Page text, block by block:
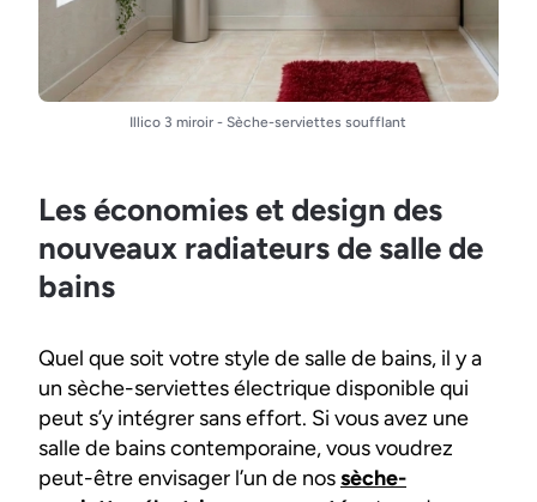
Illico 3 miroir - Sèche-serviettes soufflant
Les économies et design des
nouveaux radiateurs de salle de
bains
Quel que soit votre style de salle de bains, il y a
un sèche-serviettes électrique disponible qui
peut s’y intégrer sans effort. Si vous avez une
salle de bains contemporaine, vous voudrez
peut-être envisager l’un de nossèche-